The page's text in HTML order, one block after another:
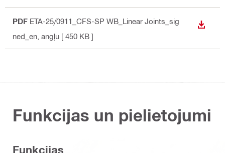
PDF ETA-25/0911_CFS-SP WB_Linear Joints_sig
ned_en , angļu [ 450 KB ]
Funkcijas un pielietojumi
Funkcijas